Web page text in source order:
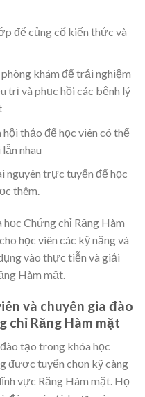
để củng cố kiến thức và
khám để trải nghiệm
trị và phục hồi các bệnh lý
thảo để học viên có thể
nhau
nguyên trực tuyến để học
thêm.
Chứng chỉ Răng Hàm
học viên các kỹ năng và
vào thực tiễn và giải
Hàm mặt.
và chuyên gia đào
chỉ Răng Hàm mặt
tạo trong khóa học
được tuyển chọn kỹ càng
vực Răng Hàm mặt. Họ